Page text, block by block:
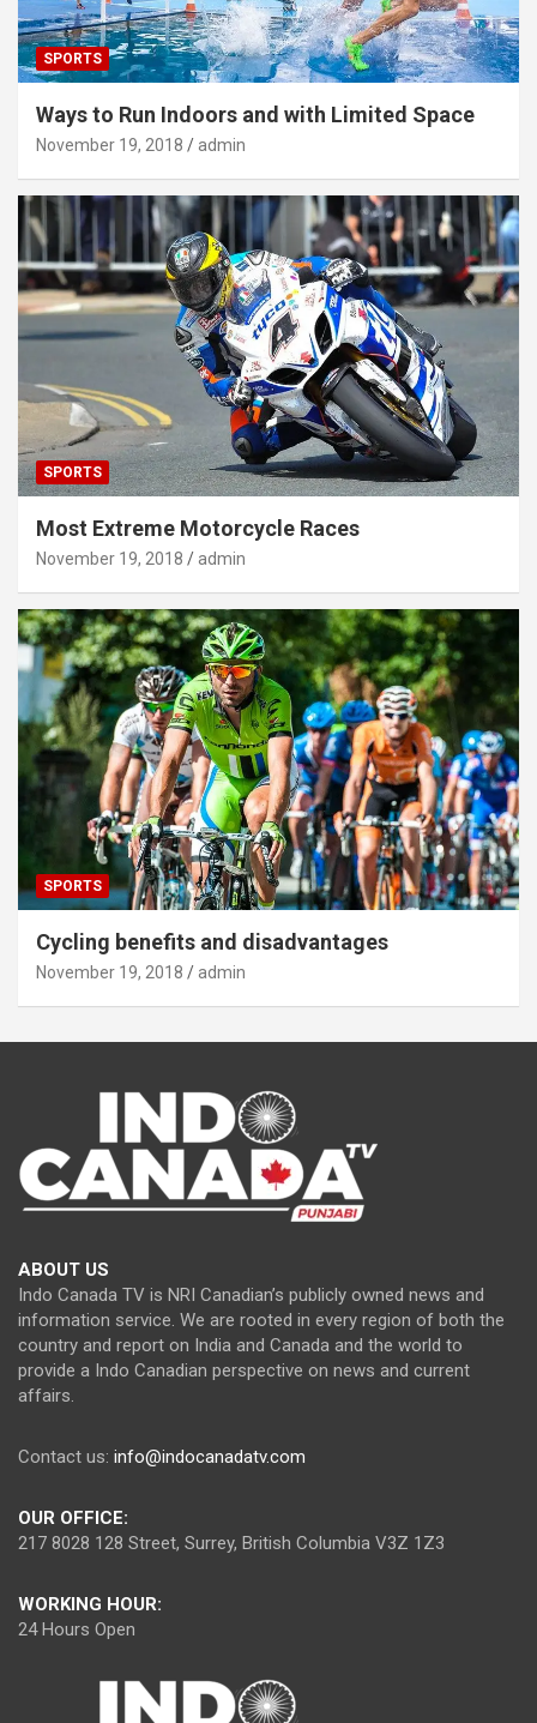
SPORTS
Ways to Run Indoors and with Limited Space
November 19, 2018 admin
SPORTS
Most Extreme Motorcycle Races
November 19, 2018 admin
SPORTS
Cycling benefits and disadvantages
November 19, 2018 admin
ABOUT US
Indo Canada TV is NRI Canadian’s publicly owned news and
information service. We are rooted in every region of both the
country and report on India and Canada and the world to
provide a Indo Canadian perspective on news and current
affairs.
Contact us: info@indocanadatv.com
OUR OFFICE:
217 8028 128 Street, Surrey, British Columbia V3Z 1Z3
WORKING HOUR:
24 Hours Open